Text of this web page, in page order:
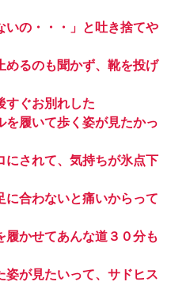
いの・・・」と吐き捨てや
めるのも聞かず、靴を投げ
すぐお別れした
を履いて歩く姿が見たかっ
にされて、気持ちが氷点下
に合わないと痛いからって
かせてあんな道３０分も
姿が見たいって、サドヒス